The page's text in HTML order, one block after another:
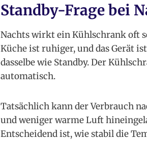
Standby-Frage bei
Nachts wirkt ein Kühlschrank oft
Küche ist ruhiger, und das Gerät
dasselbe wie Standby. Der
automatisch.
Tatsächlich kann der Verbrauch
und weniger warme Luft
Entscheidend ist, wie stabil die